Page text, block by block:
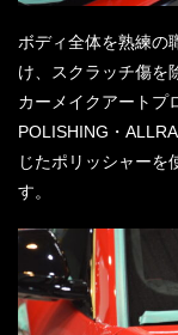
ボディ全体を熟練の
け、スクラッチ傷を
カーメイクアートプ
POLISHING・
じたポリッシャーを
す。